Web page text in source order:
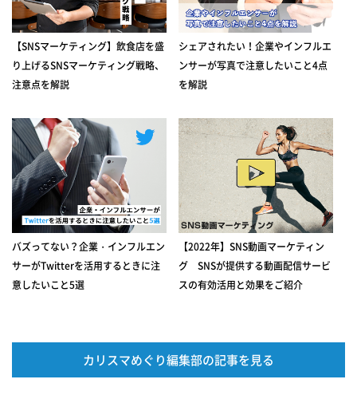
【SNSマーケティング】飲食店を盛
り上げるSNSマーケティング戦略、
注意点を解説
シェアされたい！企業やインフルエ
ンサーが写真で注意したいこと4点
を解説
バズってない？企業・インフルエン
サーがTwitterを活用するときに注
意したいこと5選
【2022年】SNS動画マーケティン
グ SNSが提供する動画配信サービ
スの有効活用と効果をご紹介
カリスマめぐり編集部の記事を見る